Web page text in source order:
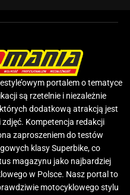
portalem o tematyce
są rzetelnie i niezależnie
dodatkową atrakcją jest
Kompetencja redakcji
zaproszeniem do testów
klasy Superbike, co
magazynu jako najbardziej
w Polsce. Nasz portal to
motocyklowego stylu